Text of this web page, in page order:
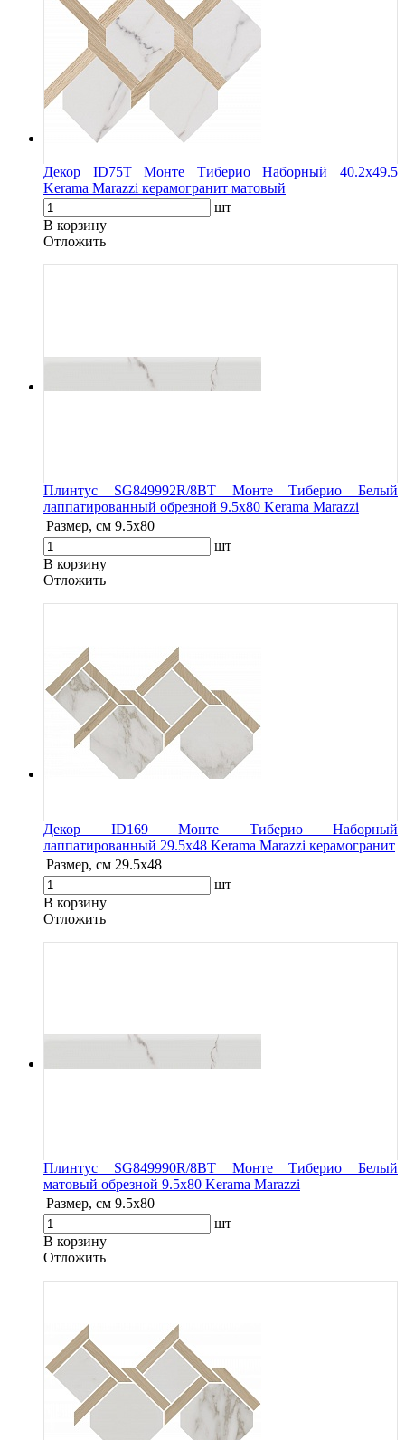
Декор ID75T Монте Тиберио Наборный 40.2х49.5
Kerama Marazzi керамогранит матовый
шт
В корзину
Oтложить
Плинтус SG849992R/8BT Монте Тиберио Белый
лаппатированный обрезной 9.5x80 Kerama Marazzi
Размер, см 9.5x80
шт
В корзину
Oтложить
Декор ID169 Монте Тиберио Наборный
лаппатированный 29.5х48 Kerama Marazzi керамогранит
Размер, см 29.5х48
шт
В корзину
Oтложить
Плинтус SG849990R/8BT Монте Тиберио Белый
матовый обрезной 9.5x80 Kerama Marazzi
Размер, см 9.5x80
шт
В корзину
Oтложить